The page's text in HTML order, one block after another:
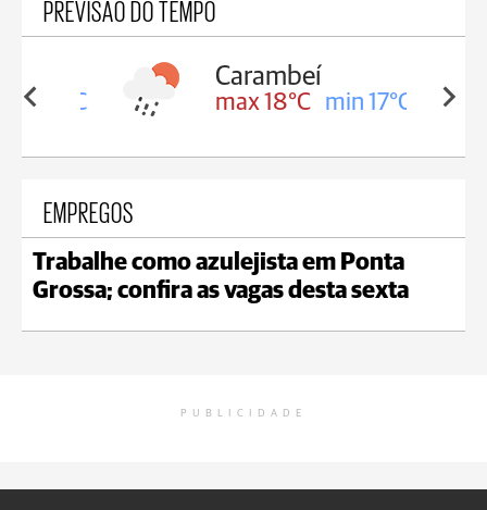
PREVISÃO DO TEMPO
18°C
Carambeí
max 18°C min 17°C
EMPREGOS
Trabalhe como azulejista em Ponta
Grossa; confira as vagas desta sexta
PUBLICIDADE